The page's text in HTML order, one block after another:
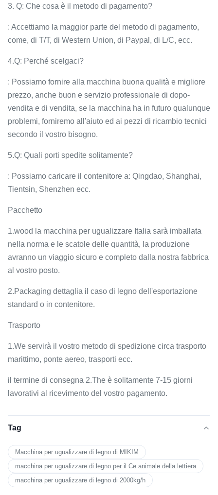
3. Q: Che cosa è il metodo di pagamento?
: Accettiamo la maggior parte del metodo di pagamento,
come, di T/T, di Western Union, di Paypal, di L/C, ecc.
4.Q: Perché scelgaci?
: Possiamo fornire alla macchina buona qualità e migliore
prezzo, anche buon e servizio professionale di dopo-
vendita e di vendita, se la macchina ha in futuro qualunque
problemi, forniremo all'aiuto ed ai pezzi di ricambio tecnici
secondo il vostro bisogno.
5.Q: Quali porti spedite solitamente?
: Possiamo caricare il contenitore a: Qingdao, Shanghai,
Tientsin, Shenzhen ecc.
Pacchetto
1.wood la macchina per ugualizzare Italia sarà imballata
nella norma e le scatole delle quantità, la produzione
avranno un viaggio sicuro e completo dalla nostra fabbrica
al vostro posto.
2.Packaging dettaglia il caso di legno dell'esportazione
standard o in contenitore.
Trasporto
1.We servirà il vostro metodo di spedizione circa trasporto
marittimo, ponte aereo, trasporti ecc.
il termine di consegna 2.The è solitamente 7-15 giorni
lavorativi al ricevimento del vostro pagamento.
Tag
Macchina per ugualizzare di legno di MIKIM
macchina per ugualizzare di legno per il Ce animale della lettiera
macchina per ugualizzare di legno di 2000kg/h